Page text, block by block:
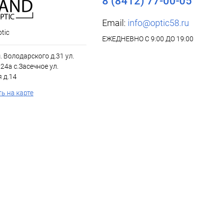
Володарского д.31 ул.
с.Засечное ул.
д.14
на карте
Email: info@optic58.ru
ЕЖЕДНЕВНО С 9:00 ДО 19:00